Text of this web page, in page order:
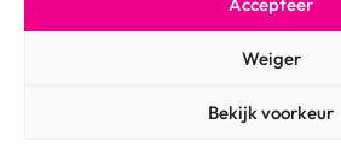
Weiger
Bekijk voorkeur
Privacy verklaring